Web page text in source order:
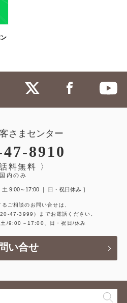
さまセンター
8910
料無料 〉
国内のみ
土 9:00～17:00 ｜ 日・祝日休み ］
ご相談のお問い合せは、
47-3999）
までお電話ください。
/9:00～17:00、日・祝日/休み
い合せ